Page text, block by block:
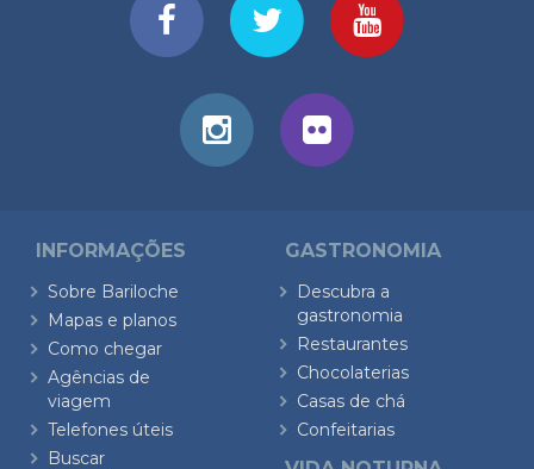
INFORMAÇÕES
Sobre Bariloche
Mapas e planos
Como chegar
Agências de
viagem
Telefones úteis
Buscar
GASTRONOMIA
Descubra a
gastronomia
Restaurantes
Chocolaterias
Casas de chá
Confeitarias